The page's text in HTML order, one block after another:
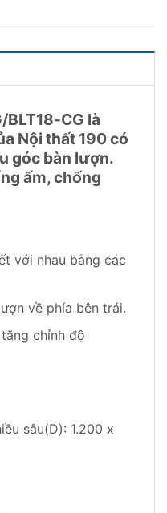
BLT18-CG là
Nội thất 190 có
góc bàn lượn.
ấm, chống
với nhau bằng các
về phía bên trái.
chỉnh độ
sâu(D): 1.200 x